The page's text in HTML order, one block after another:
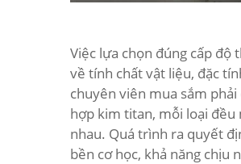
Việc lựa chọn đúng cấp độ
về tính chất vật liệu, đặc
chuyên viên mua sắm
hợp kim titan, mỗi loại đều
nhau. Quá trình ra quyết
bền cơ học, khả năng chịu